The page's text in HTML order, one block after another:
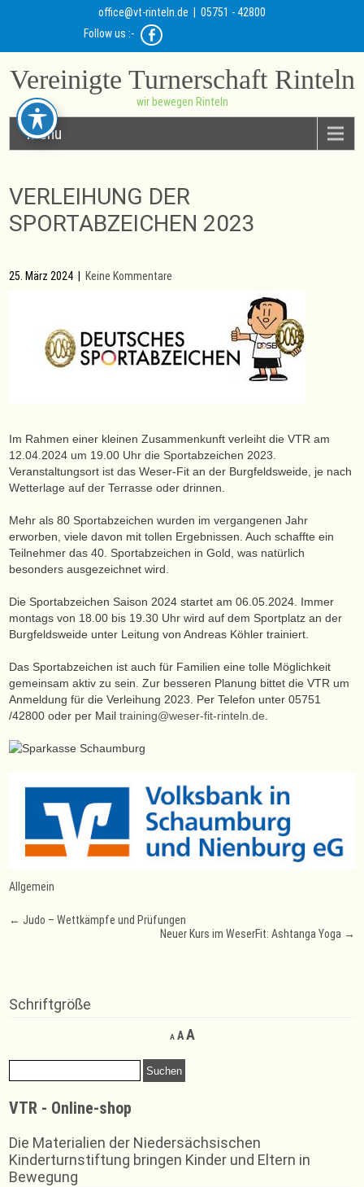
office@vt-rinteln.de | 05751 - 42800
Follow us :-
Vereinigte Turnerschaft Rinteln
wir bewegen Rinteln
Menu
VERLEIHUNG DER
SPORTABZEICHEN 2023
25. März 2024 Keine Kommentare
Im Rahmen einer kleinen Zusammenkunft verleiht die VTR am
12.04.2024 um 19.00 Uhr die Sportabzeichen 2023.
Veranstaltungsort ist das Weser-Fit an der Burgfeldsweide, je nach
Wetterlage auf der Terrasse oder drinnen.
Mehr als 80 Sportabzeichen wurden im vergangenen Jahr
erworben, viele davon mit tollen Ergebnissen. Auch schaffte ein
Teilnehmer das 40. Sportabzeichen in Gold, was natürlich
besonders ausgezeichnet wird.
Die Sportabzeichen Saison 2024 startet am 06.05.2024. Immer
montags von 18.00 bis 19.30 Uhr wird auf dem Sportplatz an der
Burgfeldsweide unter Leitung von Andreas Köhler trainiert.
Das Sportabzeichen ist auch für Familien eine tolle Möglichkeit
gemeinsam aktiv zu sein. Zur besseren Planung bittet die VTR um
Anmeldung für die Verleihung 2023. Per Telefon unter 05751
/42800 oder per Mailtraining@weser-fit-rinteln.de
Allgemein
Post
← Judo – Wettkämpfe und Prüfungen
Neuer Kurs im WeserFit: Ashtanga Yoga →
Schriftgröße
A
Decrease
font
AReset
size.
AIncrease
Suchen
nach:
VTR - Online-shop
Die Materialien der Niedersächsischen
Kinderturnstiftung bringen Kinder und Eltern in
Bewegung